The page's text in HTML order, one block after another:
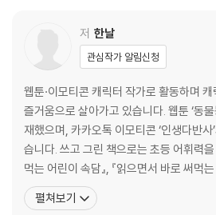
저 한날
관심작가 알림신청
웹툰·이모티콘 캐릭터 작가로 활동하며
즐거움으로 살아가고 있습니다. 웹툰 ‘동물
재했으며, 카카오톡 이모티콘 ‘인생다반사
습니다. 쓰고 그린 책으로는 초등 어휘력을
먹는 어린이 속담』, 『읽으면서 바로 써먹
서 바로 써먹는 어린이 고사성어』, 『읽으
정 표현』과 재미있게 상식을 배우는 『읽으
펼쳐보기